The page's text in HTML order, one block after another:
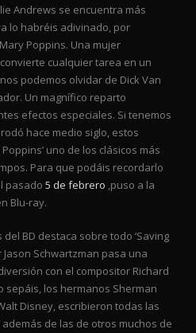
Andrews se encuentra más
lo habréis adivinado, por
Poppins. Una mujer
cualquier tarea en un
podemos olvidar de Dick Van
Un magnífico reparto
efectos especiales. Si tenemos
hace medio siglo, estos
uno de los clásicos más
Para que podáis recordarlo
pasado 5 de febrero ,puso a la
Blu-ray.
BD destaca sobre todo ‘Saving
Jason Schwartzman pasa una
con el compositor Richard
sepáis, los hermanos Sherman
Disney, escribieron todas las
además de las de otros muchos de